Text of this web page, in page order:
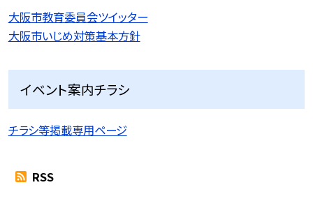
大阪市教育委員会ツイッター
大阪市いじめ対策基本方針
イベント案内チラシ
チラシ等掲載専用ページ
RSS